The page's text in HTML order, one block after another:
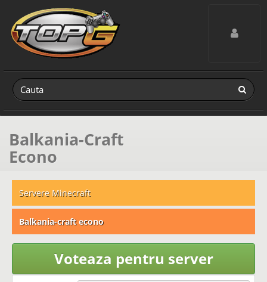
Toggle
Balkania-Craft
Econo
Servere Minecraft
Balkania-craft econo
Voteaza pentru server